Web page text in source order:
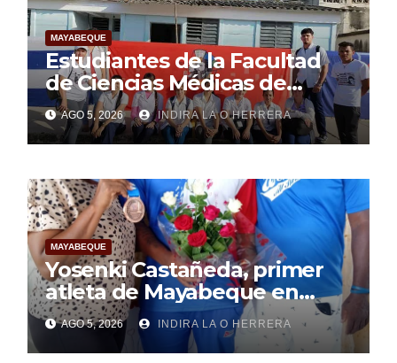
MAYABEQUE
Estudiantes de la Facultad
de Ciencias Médicas de
Mayabeque realizan
pesquisa
AGO 5, 2026 INDIRA LA O HERRERA
MAYABEQUE
Yosenki Castañeda, primer
atleta de Mayabeque en
subir al podio
centroamericano
AGO 5, 2026 INDIRA LA O HERRERA